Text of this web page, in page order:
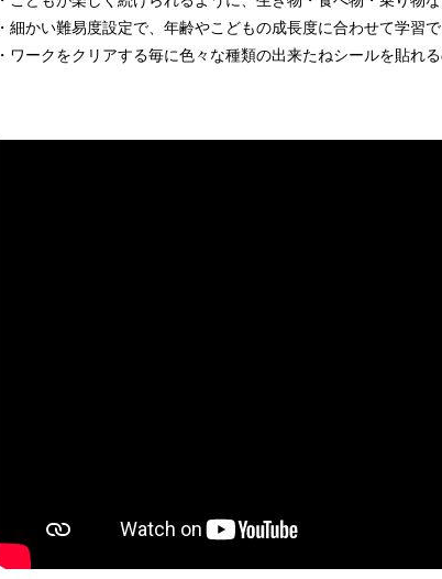
・細かい難易度設定で、年齢やこどもの成長度に合わせて学習
・ワークをクリアする毎に色々な種類の出来たねシールを貼れ